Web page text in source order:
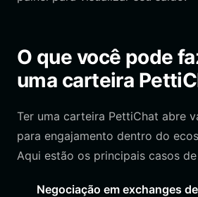
O que você pode
uma carteira
Ter uma carteira PettiChat abre
para engajamento dentro do
Aqui estão os principais casos de
Negociação em exchanges